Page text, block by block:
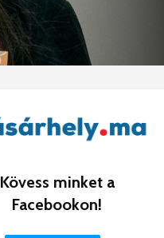
Kövess minket a
Facebookon!